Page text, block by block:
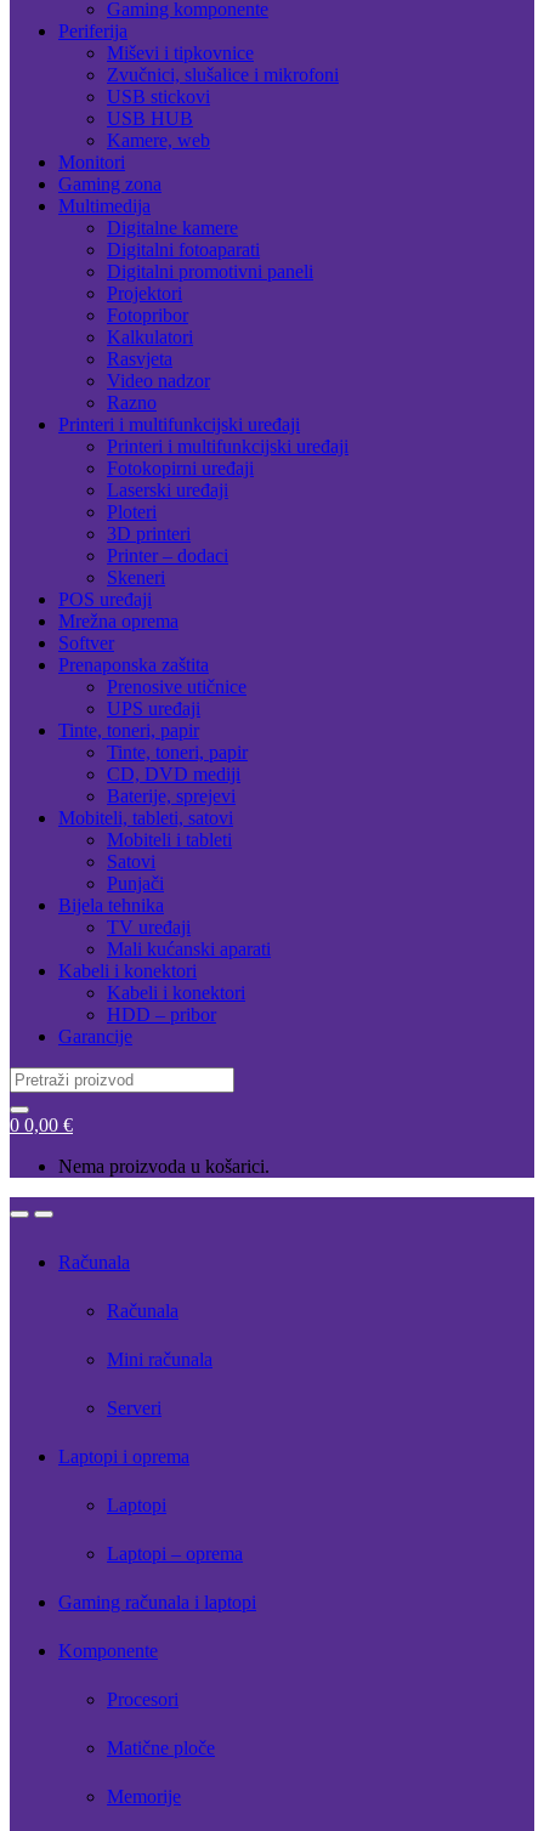
Gaming komponente
Periferija
Miševi i tipkovnice
Zvučnici, slušalice i mikrofoni
USB stickovi
USB HUB
Kamere, web
Monitori
Gaming zona
Multimedija
Digitalne kamere
Digitalni fotoaparati
Digitalni promotivni paneli
Projektori
Fotopribor
Kalkulatori
Rasvjeta
Video nadzor
Razno
Printeri i multifunkcijski uređaji
Printeri i multifunkcijski uređaji
Fotokopirni uređaji
Laserski uređaji
Ploteri
3D printeri
Printer – dodaci
Skeneri
POS uređaji
Mrežna oprema
Softver
Prenaponska zaštita
Prenosive utičnice
UPS uređaji
Tinte, toneri, papir
Tinte, toneri, papir
CD, DVD mediji
Baterije, sprejevi
Mobiteli, tableti, satovi
Mobiteli i tableti
Satovi
Punjači
Bijela tehnika
TV uređaji
Mali kućanski aparati
Kabeli i konektori
Kabeli i konektori
HDD – pribor
Garancije
Search
for:
0 0,00 €
Nema proizvoda u košarici.
OpenClose
Računala
Računala
Mini računala
Serveri
Laptopi i oprema
Laptopi
Laptopi – oprema
Gaming računala i laptopi
Komponente
Procesori
Matične ploče
Memorije